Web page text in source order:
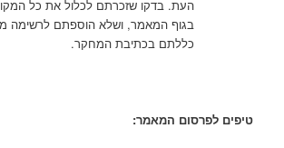
העת. בדקו שזכרתם לכלול את כל
בגוף המאמר, ושלא הוספתם לרשימה
כללתם בכתיבת המחקר.
טיפים לפרסום המאמר: